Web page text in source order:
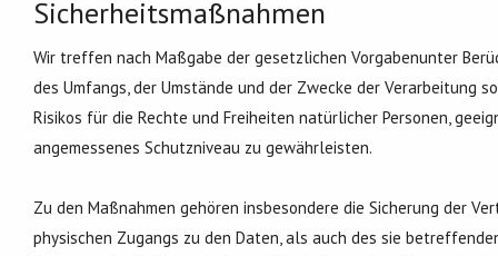
Sicherheitsmaßnahmen
Wir treffen nach Maßgabe der gesetzlichen Vorgabenunter
des Umfangs, der Umstände und der Zwecke der Verarbeitung
Risikos für die Rechte und Freiheiten natürlicher Personen,
angemessenes Schutzniveau zu gewährleisten.
Zu den Maßnahmen gehören insbesondere die Sicherung der
physischen Zugangs zu den Daten, als auch des sie